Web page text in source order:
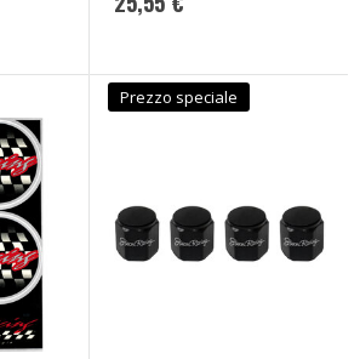
Prezzo speciale